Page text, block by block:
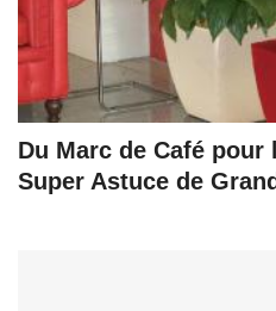
Du Marc de Café pour
Super Astuce de